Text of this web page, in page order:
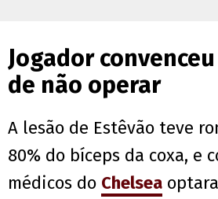
Jogador
de não operar
A lesão de Estêvão teve
80% do bíceps da coxa, e
médicos do Chelsea